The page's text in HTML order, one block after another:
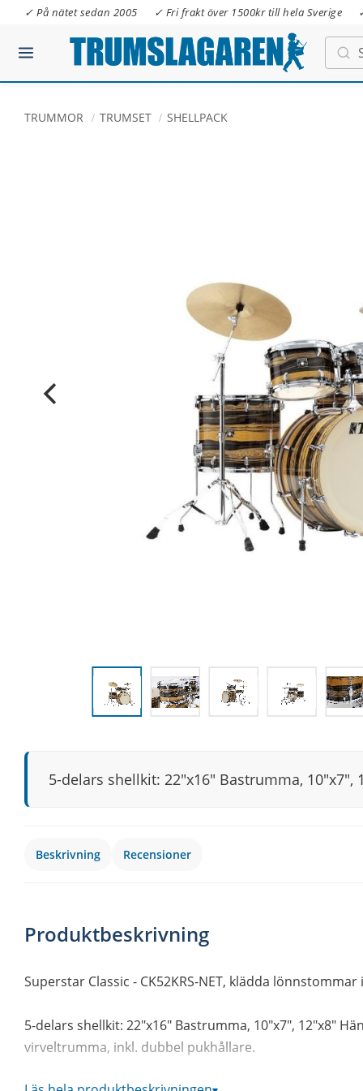
✓ På nätet sedan 2005 ✓ Fri frakt över 1500kr till hela Sverige
TRUMMOR TRUMSET SHELLPACK
5-delars shellkit: 22"x16" Bastrumma,
Beskrivning Recensioner
Produktbeskrivning
Superstar Classic - CK52KRS-NET, klädda
5-delars shellkit: 22"x16" Bastrumma, 10"x7", 12"x8"
virveltrumma, inkl. dubbel pukhållare.